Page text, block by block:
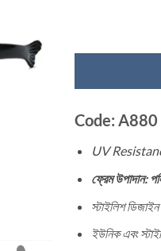
Code: A880
UV
ফ্রেম উপাদান:
স্টাইলিশ
ইউনিক এবং